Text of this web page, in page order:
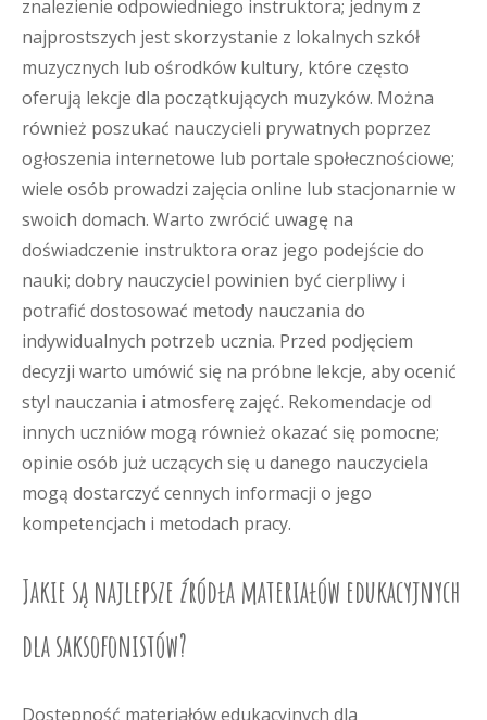
znalezienie odpowiedniego instruktora; jednym z
najprostszych jest skorzystanie z lokalnych szkół
muzycznych lub ośrodków kultury, które często
oferują lekcje dla początkujących muzyków. Można
również poszukać nauczycieli prywatnych poprzez
ogłoszenia internetowe lub portale społecznościowe;
wiele osób prowadzi zajęcia online lub stacjonarnie w
swoich domach. Warto zwrócić uwagę na
doświadczenie instruktora oraz jego podejście do
nauki; dobry nauczyciel powinien być cierpliwy i
potrafić dostosować metody nauczania do
indywidualnych potrzeb ucznia. Przed podjęciem
decyzji warto umówić się na próbne lekcje, aby ocenić
styl nauczania i atmosferę zajęć. Rekomendacje od
innych uczniów mogą również okazać się pomocne;
opinie osób już uczących się u danego nauczyciela
mogą dostarczyć cennych informacji o jego
kompetencjach i metodach pracy.
Jakie są najlepsze źródła materiałów edukacyjnych
dla saksofonistów?
Dostępność materiałów edukacyjnych dla